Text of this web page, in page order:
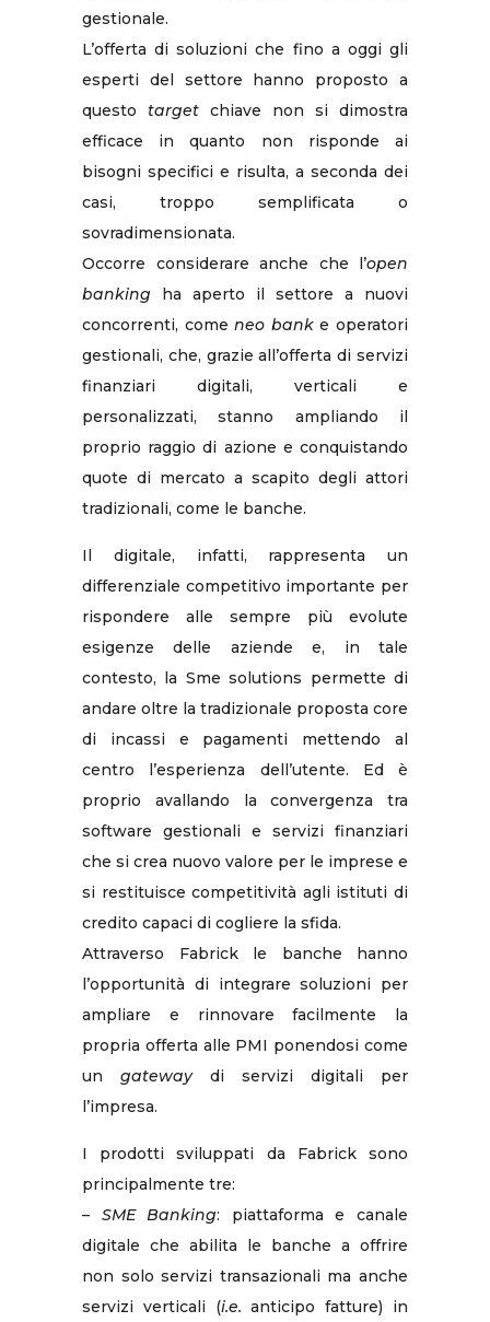
gestionale.
L’offerta di soluzioni che fino a oggi gli
esperti del settore hanno proposto a
questo target chiave non si dimostra
efficace in quanto non risponde ai
bisogni specifici e risulta, a seconda dei
casi, troppo semplificata o
sovradimensionata.
Occorre considerare anche che l’open
banking ha aperto il settore a nuovi
concorrenti, comeneo banke operatori
gestionali, che, grazie all’offerta di servizi
finanziari digitali, verticali e
personalizzati, stanno ampliando il
proprio raggio di azione e conquistando
quote di mercato a scapito degli attori
tradizionali, come le banche.
Il digitale, infatti, rappresenta un
differenziale competitivo importante per
rispondere alle sempre più evolute
esigenze delle aziende e, in tale
contesto, la Sme solutions permette di
andare oltre la tradizionale proposta core
di incassi e pagamenti mettendo al
centro l’esperienza dell’utente. Ed è
proprio avallando la convergenza tra
software gestionali e servizi finanziari
che si crea nuovo valore per le imprese e
si restituisce competitività agli istituti di
credito capaci di cogliere la sfida.
Attraverso Fabrick le banche hanno
l’opportunità di integrare soluzioni per
ampliare e rinnovare facilmente la
propria offerta alle PMI ponendosi come
un gatewaydi servizi digitali per
l’impresa.
I prodotti sviluppati da Fabrick sono
principalmente tre:
– SME Banking: piattaforma e canale
digitale che abilita le banche a offrire
non solo servizi transazionali ma anche
servizi verticali (i.e. anticipo fatture) in